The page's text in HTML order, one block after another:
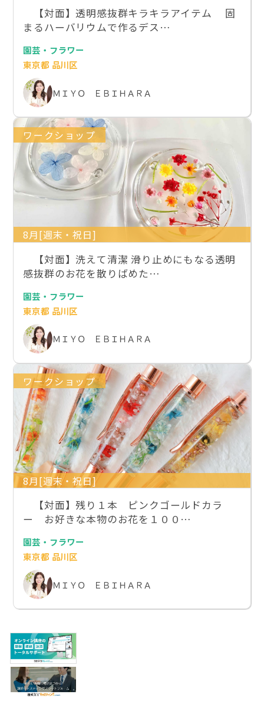
【対面】透明感抜群キラキラアイテム 固
まるハーバリウムで作るデス…
園芸・フラワー
東京都 品川区
ＭＩＹＯ ＥＢＩＨＡＲＡ
ワークショップ
8月[週末・祝日]
【対面】洗えて清潔 滑り止めにもなる透明
感抜群のお花を散りばめた…
園芸・フラワー
東京都 品川区
ＭＩＹＯ ＥＢＩＨＡＲＡ
ワークショップ
8月[週末・祝日]
【対面】残り１本 ピンクゴールドカラ
ー お好きな本物のお花を１００…
園芸・フラワー
東京都 品川区
ＭＩＹＯ ＥＢＩＨＡＲＡ